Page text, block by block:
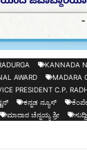
KANNADA
AWARD
MADARA
PRESIDENT C.P.
ಕನ್ನಡ ನ್ಯೂಸ್
ಮಾದಾರ ಚೆನ್ನಯ್ಯ ಶ್ರೀ